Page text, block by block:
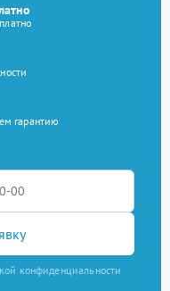
гарантию
конфиденциальности